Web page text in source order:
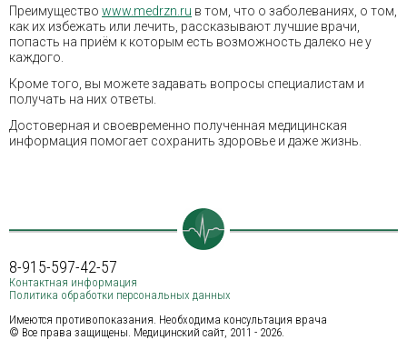
Преимущество www.medrzn.ru в том, что о заболеваниях, о том,
как их избежать или лечить, рассказывают лучшие врачи,
попасть на приём к которым есть возможность далеко не у
каждого.
Кроме того, вы можете задавать вопросы специалистам и
получать на них ответы.
Достоверная и своевременно полученная медицинская
информация помогает сохранить здоровье и даже жизнь.
8-915-597-42-57
Контактная информация
Политика обработки персональных данных
Имеются противопоказания. Необходима консультация врача
© Все права защищены. Медицинский сайт, 2011 - 2026.